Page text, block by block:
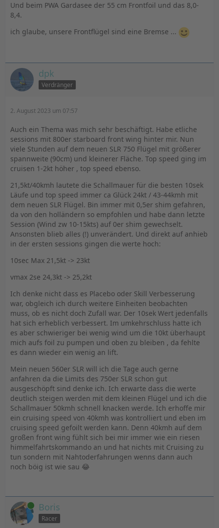
Und beim PWA Gardasee der 55 cm Frontfoil und das 8,0-
8,4.
ich glaube, unsere Frontflügel sind eine Bremse ...
dpk
Verdränger
2. August 2023 um 07:57
Auch ein Thema was mich sehr beschäftigt. Habe etliche
sessions mit 800er starboard front wing hinter mir. Nun
viele Stunden auf dem neuen SLR 750 Flügel mit größerer
spannweite (90cm) und kleinerer Fläche. Top speed ging im
cruisen 1-2kt höher , top speed ebenso.
21,5kt/40kmh lautete die Schallmauer für die besten 10sek
Läufe und top speed immer ca Glück 24kt / 43-44kmh mit
dem neuen SLR Flügel. Bin immer mit 0,5er shim gefahren,
da von den holländern so empfohlen und habe dann letzte
Session (Wind zw 10-15kts) auf 0er shim gewechselt.
Ansonsten blieb alles (!) unverändert. Und direkt auf anhieb
in der ersten sessions gingen die werte hoch:
10sec Max 21,5kt -> 23kt
vmax 2se 24,3kt -> 25,2kt
Ich denke nicht dass es Placebo oder Skill Verbesserung
war, obgleich ich durch weitere Einheiten beobachten
muss, ob es nicht doch Zufall war. Der 10sek Wert jedenfalls
hat sich erheblich verbessert. Im umkehrschluss hatte ich
es aber schwieriger bei wenig wind um die 10kt überhaupt
mich aufs foil zu pumpen und oben zu bleiben , da fehlte
es dann wieder ein wenig an lift.
Mein neuen 560er SLR will ich die Tage auch gerne
anfahren da die Limits des 750er SLR schon gut
ausgeschöpft sind denke ich. Ich erwarte dass die werte
deutlich steigen werden mit dem kleinen Flügel und ich die
Schallmauer 50kmh schnell knacken werde. Ich erhoffe mir
ein cruising speed von 40kmh was kontrolliert und eben im
cruising speed gefoilt werden kann. Denn 40kmh auf dem
großen front wing fühlt sich bei mir immer wie ein riesen
himmelfahrtskommando an und hat nichts mit Cruising zu
tun sondern mit Nahtoderfahrungen wenns dann auch
noch böig ist wie sau 😂
Online Boris
Racer